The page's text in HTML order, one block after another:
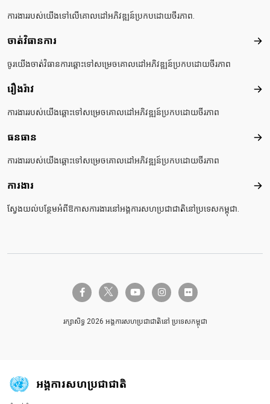
ការងាររបស់យើងទៅលើគោលដៅអភិវឌ្ឍន៍ប្រកបដោយចីរភាព.
ចាត់វិធានការ ចាត់
ចូរយើងចាត់វិធានការឆ្ពោះទៅសម្រេចគោលដៅអភិវឌ្ឍន៍ប្រកបដោយចីរភាព
រឿងរ៉ាវ រឿង
ការងាររបស់យើងឆ្ពោះទៅសម្រេចគោលដៅអភិវឌ្ឍន៍ប្រកបដោយចីរភាព
ធនធាន ធន
ការងាររបស់យើងឆ្ពោះទៅសម្រេចគោលដៅអភិវឌ្ឍន៍ប្រកបដោយចីរភាព
ការងារ ការ
ស្វែងយល់បន្ថែមអំពីឱកាសការងារនៅអង្គការសហប្រជាជាតិនៅប្រទេសកម្ពុជា.
facebook-ftwitter-x youtube instagramflickr
រក្សាសិទ្ធ 2026 អង្គការសហប្រជាជាតិនៅ ប្រទេសកម្ពុជា
អង្គការសហប្រជាជាតិ